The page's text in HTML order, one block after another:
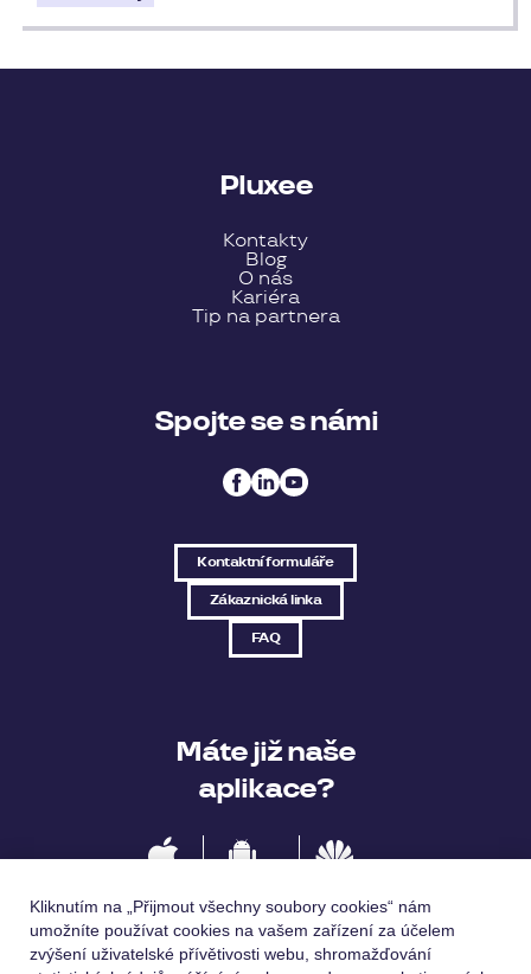
Pluxee
Kontakty
Blog
O nás
Kariéra
Tip na partnera
Spojte se s námi
Kontaktní formuláře
Zákaznická linka
FAQ
Máte již naše
aplikace?
Kliknutím na „Přijmout všechny soubory cookies“ nám
umožníte používat cookies na vašem zařízení za účelem
zvýšení uživatelské přívětivosti webu, shromažďování